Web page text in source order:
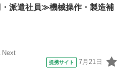
派遣社員≫機械操作・製造補
Next
提携サイト 7月21日